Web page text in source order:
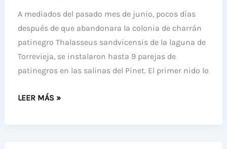
DE
LA
COMUNITAT
VALENCIANA
A mediados del pasado mes de junio, pocos días
después de que abandonara la colonia de charrán
patinegro Thalasseus sandvicensis de la laguna de
Torrevieja, se instalaron hasta 9 parejas de
patinegros en las salinas del Pinet. El primer nido lo
NACE
LEER MÁS »